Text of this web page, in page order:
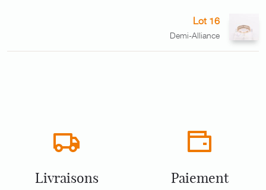
Lot 16
Demi-Alliance
Livraisons Paiement